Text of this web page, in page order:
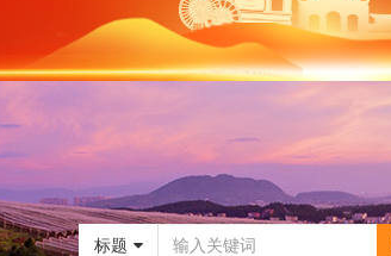
标题